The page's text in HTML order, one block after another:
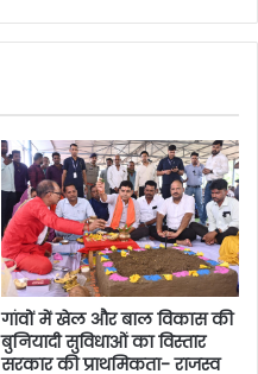
गांवों में खेल और बाल विकास की
बुनियादी सुविधाओं का विस्तार
सरकार की प्राथमिकता- राजस्व